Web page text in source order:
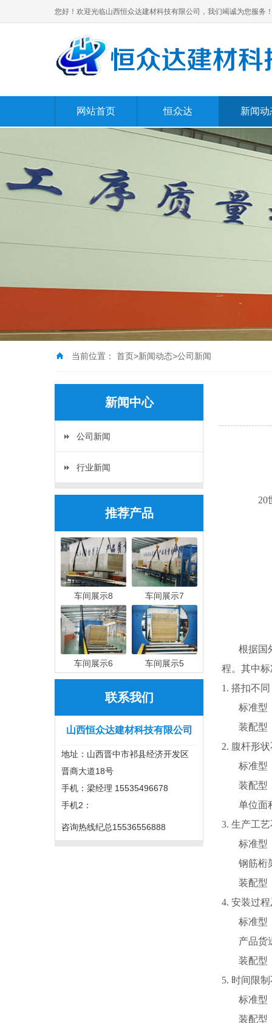
您好！欢迎光临山西恒众达建材科技有限公司，我们竭诚为您服务
网站首页 恒众达 新闻动
当前位置： 首页>新闻动态>公司新闻
新闻中心
公司新闻
行业新闻
推荐产品
车间展示8 车间展示7
车间展示6 车间展示5
联系我们
山西恒众达建材科技有限公司
地址：山西晋中市祁县经济开发区
晋商大道18号
手机：梁经理 15535496678
手机2：
咨询热线纪总15536556888
20世
根据国
程。其中
1. 搭扣不同
标准型
装配型
2. 腹杆形
标准型
装配型
单位面
3. 生产工
标准型
钢筋桁
装配型
4. 安装过
标准型
产品货
装配型
5. 时间限
标准型
装配型